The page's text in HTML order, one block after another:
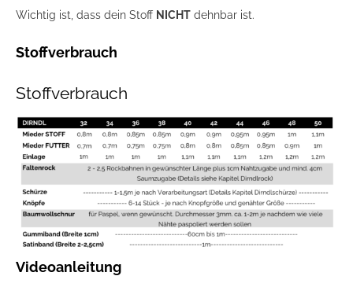
Wichtig ist, dass dein Stoff NICHT dehnbar ist.
Stoffverbrauch
Stoffverbrauch
Videoanleitung